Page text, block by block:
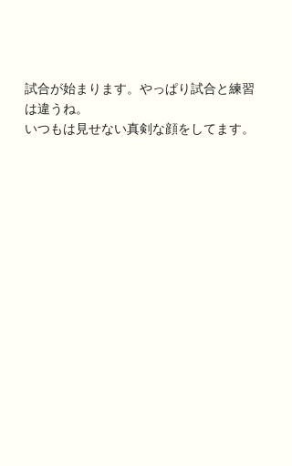
試合が始まります。やっぱり試合と練習
は違うね。
いつもは見せない真剣な顔をしてます。